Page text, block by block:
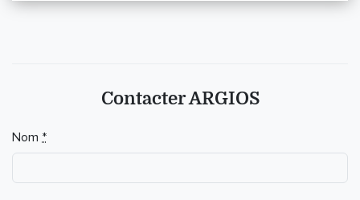
Contacter ARGIOS
If you
are a
Nom *